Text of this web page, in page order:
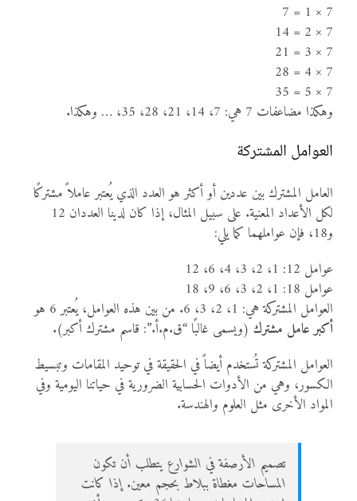
7 × 1 = 7
7 × 2 = 14
7 × 3 = 21
7 × 4 = 28
7 × 5 = 35
وهكذا مضاعفات 7 هي: 7، 14، 21، 28، 35، … وهكذا.
العوامل المشتركة
العامل المشترك بين عددين أو أكثر هو العدد الذي يُعتبر عاملاً مشتركًا
لكل الأعداد المعنية. على سبيل المثال، إذا كان لدينا العددان 12
و18، فإن عواملهما كما يلي:
عوامل 12: 1، 2، 3، 4، 6، 12
عوامل 18: 1، 2، 3، 6، 9، 18
العوامل المشتركة هي: 1، 2، 3، 6. من بين هذه العوامل، يُعتبر 6 هو
أكبر عامل مشترك(ويسمى غالبًا “ق.م.أ.”: قاسم مشترك أكبر).
العوامل المشتركة تُستخدم أيضاً في الحقيقة في توحيد المقامات وتبسيط
الكسور، وهي من الأدوات الحسابية الضرورية في حياتنا اليومية وفي
المواد الأخرى مثل العلوم والهندسة.
تصميم الأرصفة في الشوارع يتطلب أن تكون
المساحات مغطاة ببلاط بحجم معين. إذا كانت